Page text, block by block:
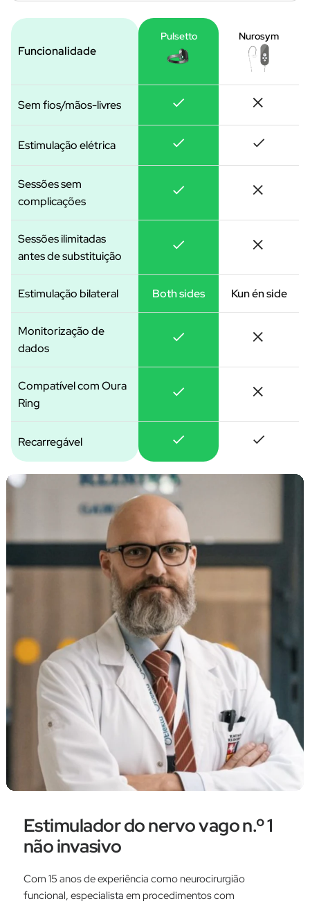
Funcionalidade
Pulsetto Nurosym
Sem fios/mãos-livres
Estimulação elétrica
Sessões sem
complicações
Sessões ilimitadas
antes de substituição
Estimulação bilateral Both sides Kun én side
Monitorização de
dados
Compatível com Oura
Ring
Recarregável
Estimulador do nervo vago n.º 1
não invasivo
Com 15 anos de experiência como neurocirurgião
funcional, especialista em procedimentos com